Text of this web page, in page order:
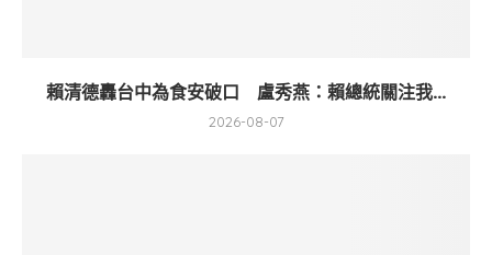
賴清德轟台中為食安破口 盧秀燕：賴總統關注我...
2026-08-07